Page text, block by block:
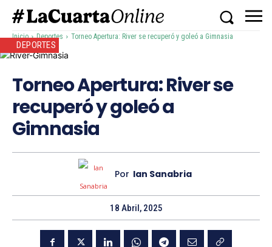
Inicio Deportes Torneo Apertura: River se recuperó y goleó a Gimnasia
DEPORTES
Torneo Apertura: River se
recuperó y goleó a
Gimnasia
Por Ian Sanabria
18 Abril, 2025